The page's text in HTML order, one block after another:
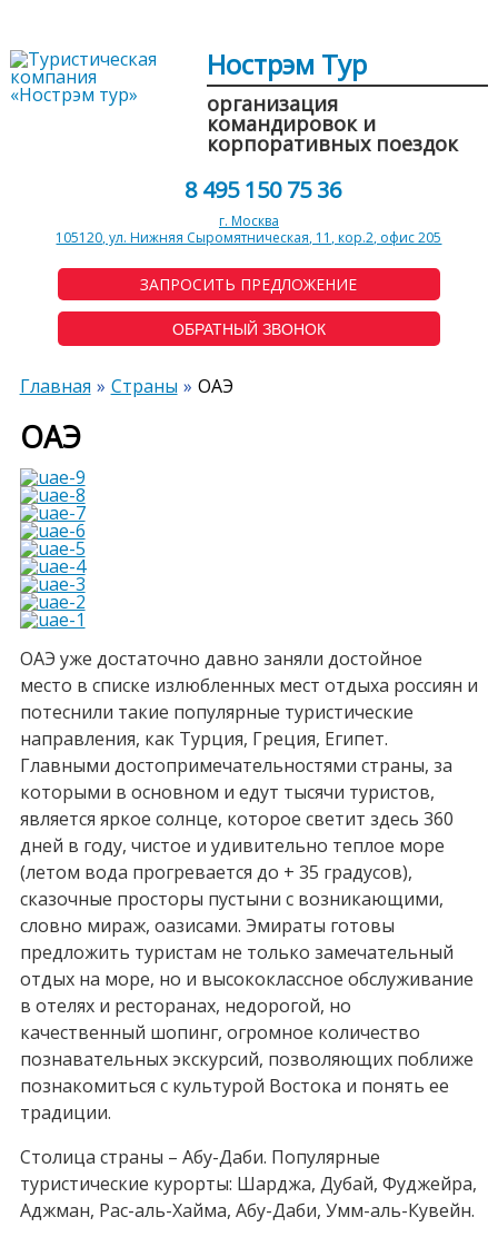
Нострэм Тур
организация
командировок и
корпоративных поездок
ЗАПРОСИТЬ ПРЕДЛОЖЕНИЕ
ОБРАТНЫЙ ЗВОНОК
8 495 150 75 36
г. Москва
105120, ул. Нижняя Сыромятническая, 11, кор.2, офис 205
Главная Страны ОАЭ
ОАЭ
ОАЭ уже достаточно давно заняли достойное
место в списке излюбленных мест отдыха россиян и
потеснили такие популярные туристические
направления, как Турция, Греция, Египет.
Главными достопримечательностями страны, за
которыми в основном и едут тысячи туристов,
является яркое солнце, которое светит здесь 360
дней в году, чистое и удивительно теплое море
(летом вода прогревается до + 35 градусов),
сказочные просторы пустыни с возникающими,
словно мираж, оазисами. Эмираты готовы
предложить туристам не только замечательный
отдых на море, но и высококлассное обслуживание
в отелях и ресторанах, недорогой, но
качественный шопинг, огромное количество
познавательных экскурсий, позволяющих поближе
познакомиться с культурой Востока и понять ее
традиции.
Столица страны – Абу-Даби. Популярные
туристические курорты: Шарджа, Дубай, Фуджейра,
Аджман, Рас-аль-Хайма, Абу-Даби, Умм-аль-Кувейн.